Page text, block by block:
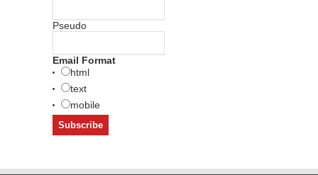
Pseudo
Email Format
html
text
mobile